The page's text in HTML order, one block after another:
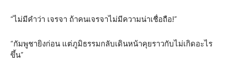
“ไม่มีคำว่า เจรจา ถ้าคนเจรจาไม่มีความน่าเชื่อถือ!”
“กัมพูชายิงก่อน แต่ภูมิธรรมกลับเดินหน้าคุยราวกับไม่เกิดอะไร
ขึ้น”